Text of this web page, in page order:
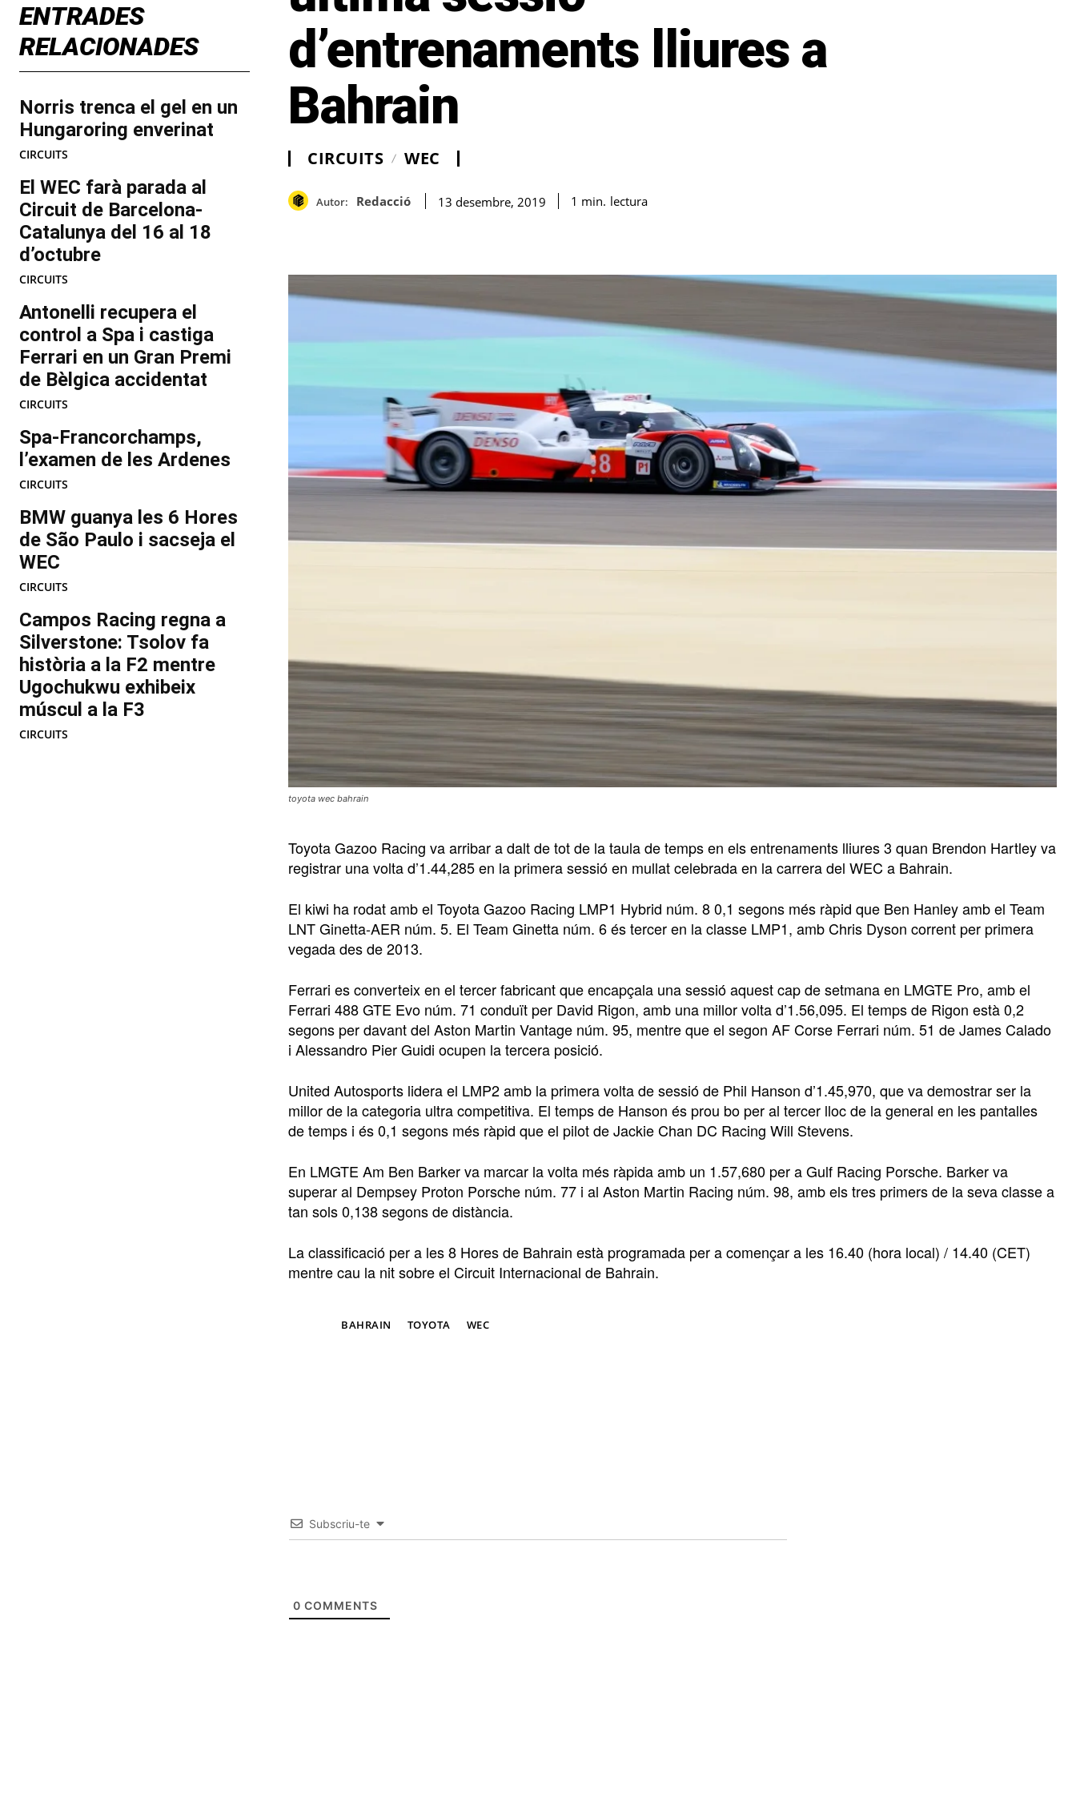
ENTRADES
RELACIONADES
Norris trenca el gel en un
Hungaroring enverinat
CIRCUITS
El WEC farà parada al
Circuit de Barcelona-
Catalunya del 16 al 18
d’octubre
CIRCUITS
Antonelli recupera el
control a Spa i castiga
Ferrari en un Gran Premi
de Bèlgica accidentat
CIRCUITS
Spa-Francorchamps,
l’examen de les Ardenes
CIRCUITS
BMW guanya les 6 Hores
de São Paulo i sacseja el
WEC
CIRCUITS
Campos Racing regna a
Silverstone: Tsolov fa
història a la F2 mentre
Ugochukwu exhibeix
múscul a la F3
CIRCUITS
d’entrenaments lliures a
Bahrain
CIRCUITS WEC
Autor: Redacció 13 desembre, 2019 1 min. lectura
toyota wec bahrain
Toyota Gazoo Racing va arribar a dalt de tot de la taula de temps en els entrenaments lliures 3 quan Brendon Hartley va
registrar una volta d’1.44,285 en la primera sessió en mullat celebrada en la carrera del WEC a Bahrain.
El kiwi ha rodat amb el Toyota Gazoo Racing LMP1 Hybrid núm. 8 0,1 segons més ràpid que Ben Hanley amb el Team
LNT Ginetta-AER núm. 5. El Team Ginetta núm. 6 és tercer en la classe LMP1, amb Chris Dyson corrent per primera
vegada des de 2013.
Ferrari es converteix en el tercer fabricant que encapçala una sessió aquest cap de setmana en LMGTE Pro, amb el
Ferrari 488 GTE Evo núm. 71 conduït per David Rigon, amb una millor volta d’1.56,095. El temps de Rigon està 0,2
segons per davant del Aston Martin Vantage núm. 95, mentre que el segon AF Corse Ferrari núm. 51 de James Calado
i Alessandro Pier Guidi ocupen la tercera posició.
United Autosports lidera el LMP2 amb la primera volta de sessió de Phil Hanson d’1.45,970, que va demostrar ser la
millor de la categoria ultra competitiva. El temps de Hanson és prou bo per al tercer lloc de la general en les pantalles
de temps i és 0,1 segons més ràpid que el pilot de Jackie Chan DC Racing Will Stevens.
En LMGTE Am Ben Barker va marcar la volta més ràpida amb un 1.57,680 per a Gulf Racing Porsche. Barker va
superar al Dempsey Proton Porsche núm. 77 i al Aston Martin Racing núm. 98, amb els tres primers de la seva classe a
tan sols 0,138 segons de distància.
La classificació per a les 8 Hores de Bahrain està programada per a començar a les 16.40 (hora local) / 14.40 (CET)
mentre cau la nit sobre el Circuit Internacional de Bahrain.
BAHRAIN TOYOTA WEC
Subscriu-te
0 COMMENTS